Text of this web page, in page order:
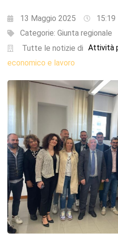
13 Maggio 2025
15:19
Categorie: Giunta regionale
Tutte le notizie di Attività
economico e lavoro